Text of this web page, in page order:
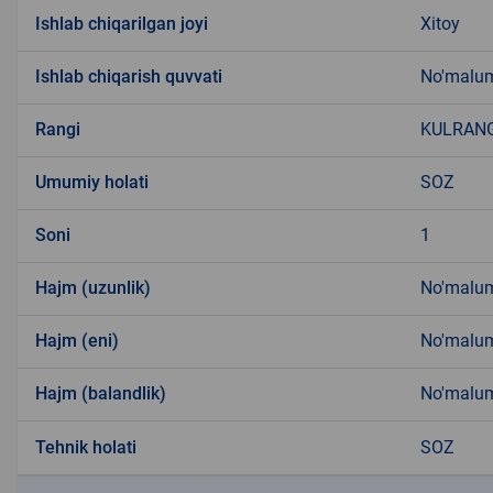
Ishlab chiqarilgan joyi Xitoy
Ishlab chiqarish quvvati
Rangi
Umumiy holati SOZ
Soni 1
Hajm (uzunlik)
Hajm (eni)
Hajm (balandlik)
Tehnik holati SOZ